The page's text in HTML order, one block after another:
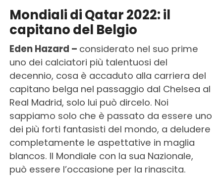
Mondiali di Qatar 2022: il
capitano del Belgio
Eden Hazard – considerato nel suo prime
uno dei calciatori più talentuosi del
decennio, cosa è accaduto alla carriera del
capitano belga nel passaggio dal Chelsea al
Real Madrid, solo lui può dircelo. Noi
sappiamo solo che è passato da essere uno
dei più forti fantasisti del mondo, a deludere
completamente le aspettative in maglia
blancos. Il Mondiale con la sua Nazionale,
può essere l’occasione per la rinascita.